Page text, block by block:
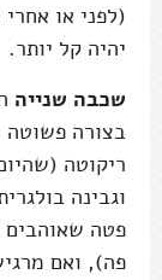
(לפני או
יהיה קל יותר.
שכבה שנייה
בצורה פשוטה
ריקוטה
וגבינה
פטה שאוהבים
פה), ואם